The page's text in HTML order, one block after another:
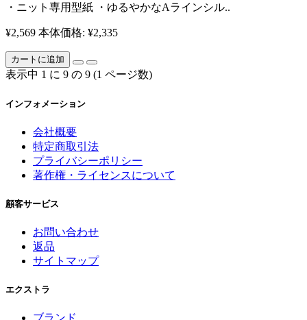
・ニット専用型紙 ・ゆるやかなAラインシル..
¥2,569 本体価格: ¥2,335
カートに追加
表示中 1 に 9 の 9 (1 ページ数)
インフォメーション
会社概要
特定商取引法
プライバシーポリシー
著作権・ライセンスについて
顧客サービス
お問い合わせ
返品
サイトマップ
エクストラ